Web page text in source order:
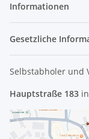
Informationen
Gesetzliche
Selbstabholer und
Hauptstraße 183 in